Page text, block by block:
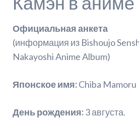
Официальная анкета
(информация из Bishoujo
Nakayoshi Anime Album)
Японское имя:Chiba Mamoru
День рождения:3 августа.